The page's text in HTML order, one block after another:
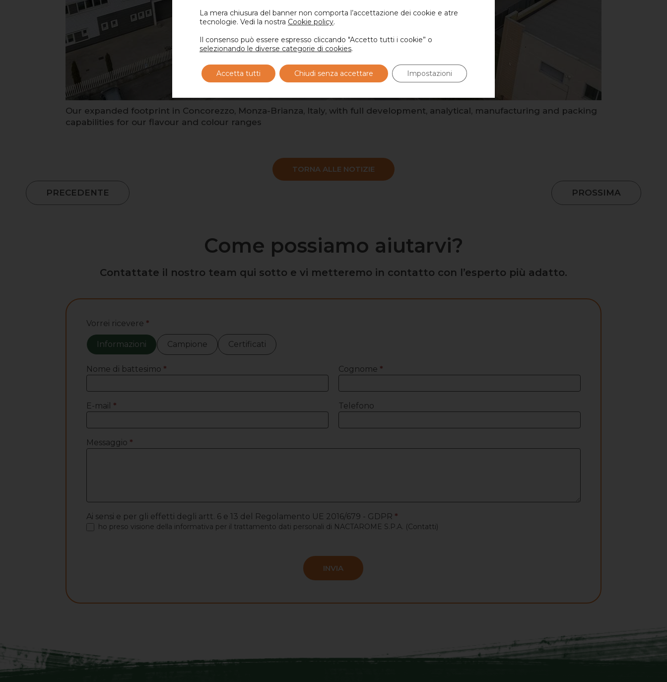
Our expanded footprint in Concorezzo, Monza-Brianza, Italy, with full development, analytical, manufacturing and packing
capabilities for our flavour and colour ranges
TORNA ALLE NOTIZIE
PRECEDENTE PROSSIMA
Come possiamo aiutarvi?
Contattate il nostro team qui sotto e vi metteremo in contatto con l’esperto più adatto.
Contattaci
Vorrei ricevere *
Informazioni Campione Certificati
Nome di battesimo * Cognome *
E-mail * Telefono
Messaggio *
Ai sensi e per gli effetti degli artt. 6 e 13 del Regolamento UE 2016/679 - GDPR *
ho preso visione della informativa per il trattamento dati personali di NACTAROME S.P.A. (Contatti)
INVIA
La mera chiusura del banner non comporta l’accettazione dei cookie e atre
tecnologie. Vedi la nostra Cookie policy.
Il consenso può essere espresso cliccando "Accetto tutti i cookie” o
selezionando le diverse categorie di cookies.
Accetta tutti Chiudi senza accettare Impostazioni